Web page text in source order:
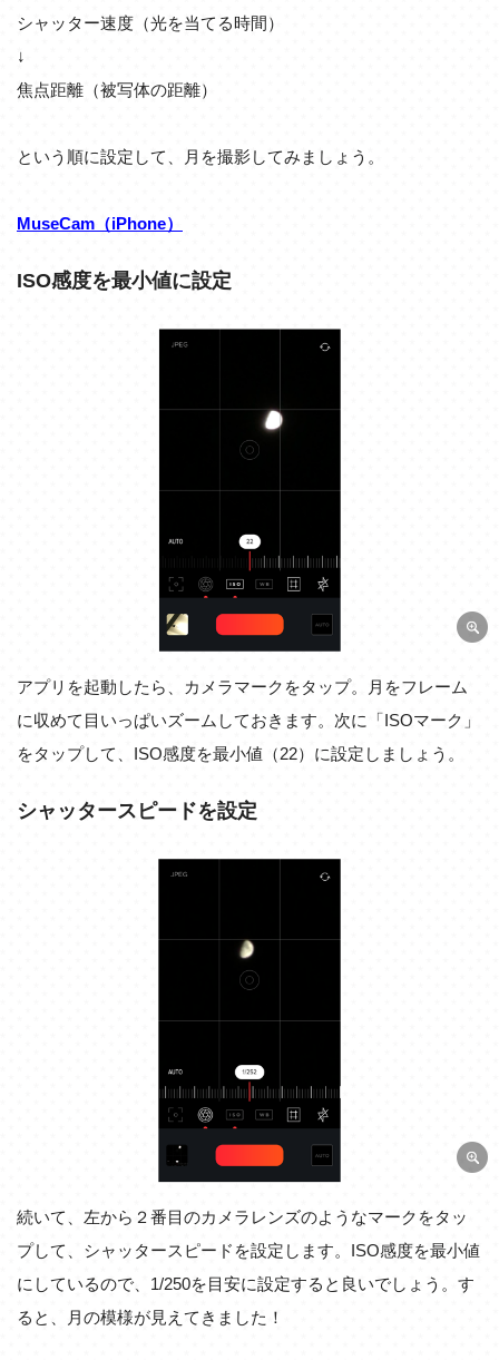
シャッター速度（光を当てる時間）
↓
焦点距離（被写体の距離）
という順に設定して、月を撮影してみましょう。
MuseCam（iPhone）
ISO感度を最小値に設定
アプリを起動したら、カメラマークをタップ。月をフレーム
に収めて目いっぱいズームしておきます。次に「ISOマーク」
をタップして、ISO感度を最小値（22）に設定しましょう。
シャッタースピードを設定
続いて、左から２番目のカメラレンズのようなマークをタッ
プして、シャッタースピードを設定します。ISO感度を最小値
にしているので、1/250を目安に設定すると良いでしょう。す
ると、月の模様が見えてきました！